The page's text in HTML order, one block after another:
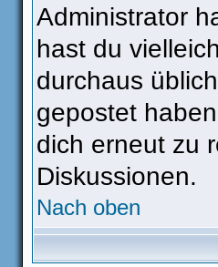
Administrator
hast du
durchaus
gepostet
dich erneut zu
Diskussionen.
Nach oben